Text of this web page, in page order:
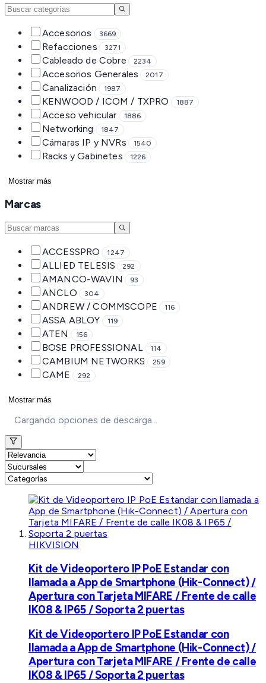
Accesorios 3669
Refacciones 3271
Cableado de Cobre 2234
Accesorios Generales 2017
Canalización 1987
KENWOOD / ICOM / TXPRO 1887
Acceso vehicular 1886
Networking 1847
Cámaras IP y NVRs 1540
Racks y Gabinetes 1226
Mostrar más
Marcas
ACCESSPRO 1247
ALLIED TELESIS 292
AMANCO-WAVIN 93
ANCLO 304
ANDREW / COMMSCOPE 116
ASSA ABLOY 119
ATEN 156
BOSE PROFESSIONAL 114
CAMBIUM NETWORKS 259
CAME 292
Mostrar más
Cargando opciones de descarga...
HIKVISION
Kit de Videoportero IP PoE Estandar con
llamada a App de Smartphone (Hik-Connect) /
Apertura con Tarjeta MIFARE / Frente de calle
IK08 & IP65 / Soporta 2 puertas
Kit de Videoportero IP PoE Estandar con
llamada a App de Smartphone (Hik-Connect) /
Apertura con Tarjeta MIFARE / Frente de calle
IK08 & IP65 / Soporta 2 puertas